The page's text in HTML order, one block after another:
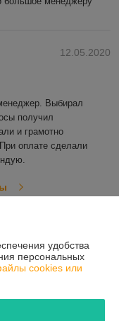
12.05.2020
Выбирал
получил
и грамотно
оплате сделали
удобства
персональных
cookies или